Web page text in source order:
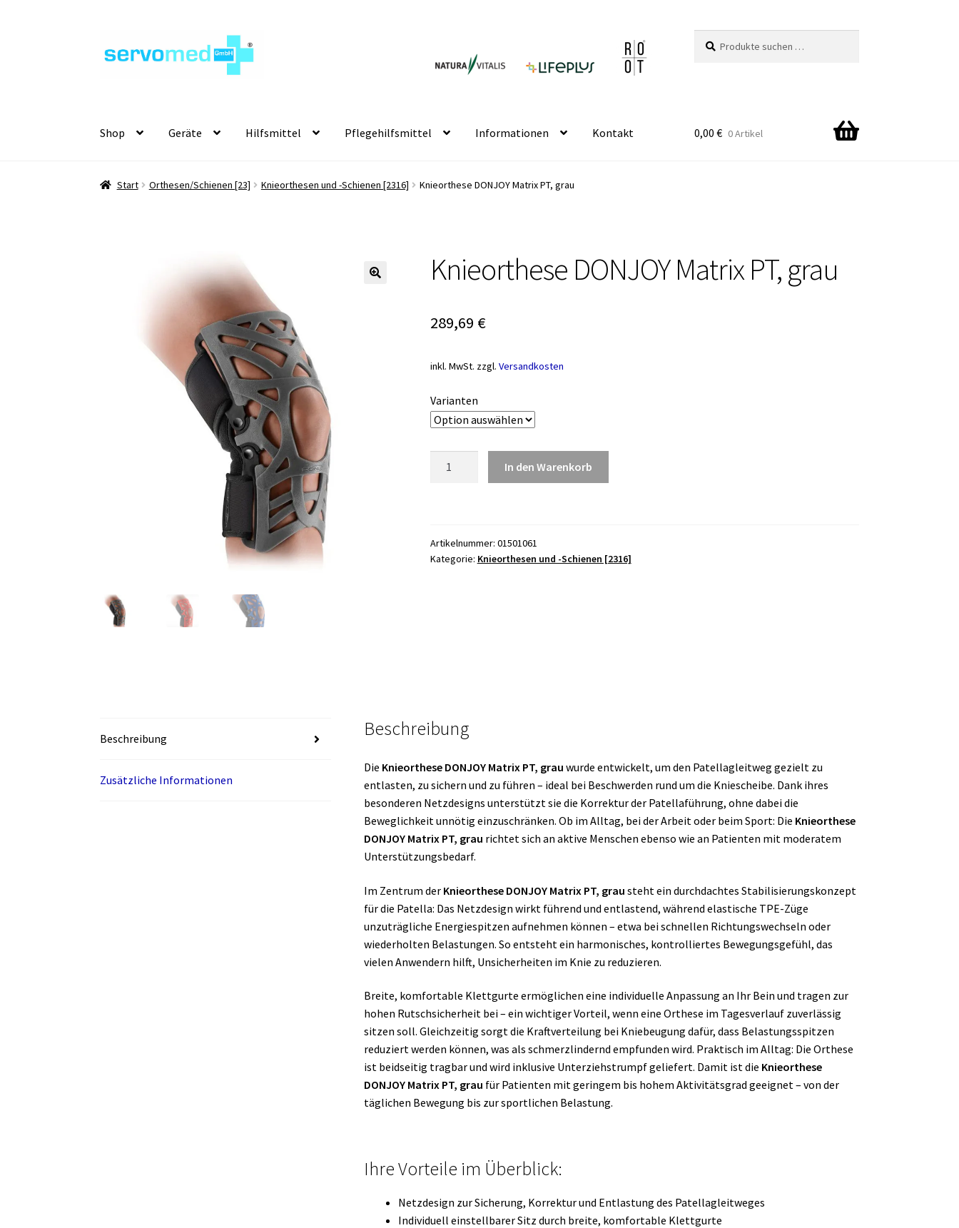
Navigation
Inhalt
nach:
Shop Geräte Hilfsmittel Pflegehilfsmittel Informationen Kontakt 0,00 € 0 Artikel
Start Orthesen/Schienen [23] Knieorthesen und -Schienen [2316] Knieorthese DONJOY Matrix PT, grau
Knieorthese DONJOY Matrix PT, grau
289,69 €
inkl. MwSt. zzgl. Versandkosten
Varianten
Menge
In den Warenkorb
Artikelnummer: 01501061
Kategorie: Knieorthesen und -Schienen [2316]
Beschreibung
Zusätzliche Informationen
Beschreibung
Die Knieorthese DONJOY Matrix PT, grau wurde entwickelt, um den Patellagleitweg gezielt zu
entlasten, zu sichern und zu führen – ideal bei Beschwerden rund um die Kniescheibe. Dank ihres
besonderen Netzdesigns unterstützt sie die Korrektur der Patellaführung, ohne dabei die
Beweglichkeit unnötig einzuschränken. Ob im Alltag, bei der Arbeit oder beim Sport: Die Knieorthese
DONJOY Matrix PT, grau richtet sich an aktive Menschen ebenso wie an Patienten mit moderatem
Unterstützungsbedarf.
Im Zentrum der Knieorthese DONJOY Matrix PT, grau steht ein durchdachtes Stabilisierungskonzept
für die Patella: Das Netzdesign wirkt führend und entlastend, während elastische TPE-Züge
unzuträgliche Energiespitzen aufnehmen können – etwa bei schnellen Richtungswechseln oder
wiederholten Belastungen. So entsteht ein harmonisches, kontrolliertes Bewegungsgefühl, das
vielen Anwendern hilft, Unsicherheiten im Knie zu reduzieren.
Breite, komfortable Klettgurte ermöglichen eine individuelle Anpassung an Ihr Bein und tragen zur
hohen Rutschsicherheit bei – ein wichtiger Vorteil, wenn eine Orthese im Tagesverlauf zuverlässig
sitzen soll. Gleichzeitig sorgt die Kraftverteilung bei Kniebeugung dafür, dass Belastungsspitzen
reduziert werden können, was als schmerzlindernd empfunden wird. Praktisch im Alltag: Die Orthese
ist beidseitig tragbar und wird inklusive Unterziehstrumpf geliefert. Damit ist die Knieorthese
DONJOY Matrix PT, grau für Patienten mit geringem bis hohem Aktivitätsgrad geeignet – von der
täglichen Bewegung bis zur sportlichen Belastung.
Ihre Vorteile im Überblick:
Netzdesign zur Sicherung, Korrektur und Entlastung des Patellagleitweges
Individuell einstellbarer Sitz durch breite, komfortable Klettgurte